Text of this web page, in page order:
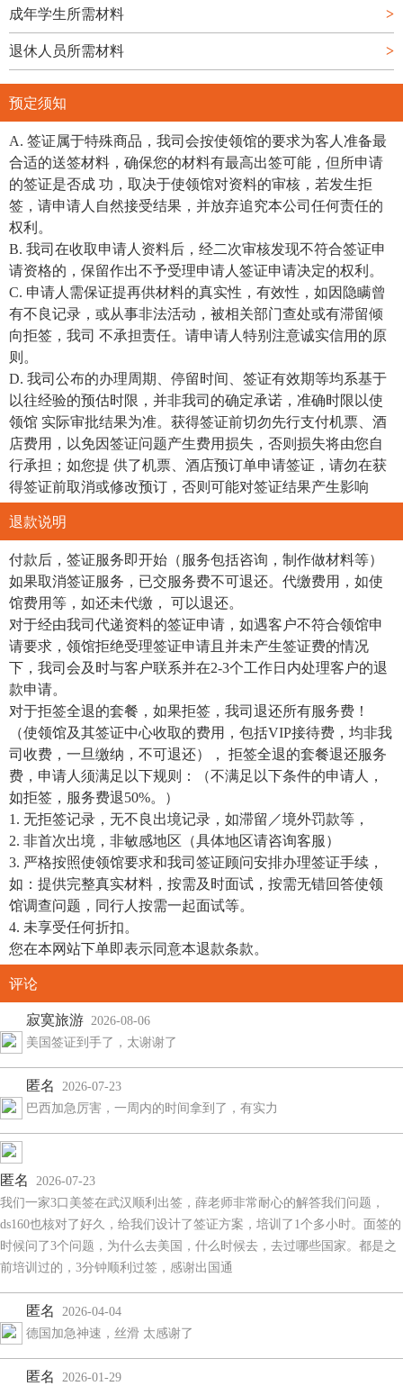
成年学生所需材料 >
退休人员所需材料 >
预定须知
A. 签证属于特殊商品，我司会按使领馆的要求为客人准备最
合适的送签材料，确保您的材料有最高出签可能，但所申请
的签证是否成 功，取决于使领馆对资料的审核，若发生拒
签，请申请人自然接受结果，并放弃追究本公司任何责任的
权利。
B. 我司在收取申请人资料后，经二次审核发现不符合签证申
请资格的，保留作出不予受理申请人签证申请决定的权利。
C. 申请人需保证提再供材料的真实性，有效性，如因隐瞒曾
有不良记录，或从事非法活动，被相关部门查处或有滞留倾
向拒签，我司 不承担责任。请申请人特别注意诚实信用的原
则。
D. 我司公布的办理周期、停留时间、签证有效期等均系基于
以往经验的预估时限，并非我司的确定承诺，准确时限以使
领馆 实际审批结果为准。获得签证前切勿先行支付机票、酒
店费用，以免因签证问题产生费用损失，否则损失将由您自
行承担；如您提 供了机票、酒店预订单申请签证，请勿在获
得签证前取消或修改预订，否则可能对签证结果产生影响
退款说明
付款后，签证服务即开始（服务包括咨询，制作做材料等）
如果取消签证服务，已交服务费不可退还。代缴费用，如使
馆费用等，如还未代缴， 可以退还。
对于经由我司代递资料的签证申请，如遇客户不符合领馆申
请要求，领馆拒绝受理签证申请且并未产生签证费的情况
下，我司会及时与客户联系并在2-3个工作日内处理客户的退
款申请。
对于拒签全退的套餐，如果拒签，我司退还所有服务费！
（使领馆及其签证中心收取的费用，包括VIP接待费，均非我
司收费，一旦缴纳，不可退还）， 拒签全退的套餐退还服务
费，申请人须满足以下规则：（不满足以下条件的申请人，
如拒签，服务费退50%。）
1. 无拒签记录，无不良出境记录，如滞留／境外罚款等，
2. 非首次出境，非敏感地区（具体地区请咨询客服）
3. 严格按照使领馆要求和我司签证顾问安排办理签证手续，
如：提供完整真实材料，按需及时面试，按需无错回答使领
馆调查问题，同行人按需一起面试等。
4. 未享受任何折扣。
您在本网站下单即表示同意本退款条款。
评论
寂寞旅游 2026-08-06
美国签证到手了，太谢谢了
匿名 2026-07-23
巴西加急厉害，一周内的时间拿到了，有实力
匿名 2026-07-23
我们一家3口美签在武汉顺利出签，薛老师非常耐心的解答我们问题，
ds160也核对了好久，给我们设计了签证方案，培训了1个多小时。面签的
时候问了3个问题，为什么去美国，什么时候去，去过哪些国家。都是之
前培训过的，3分钟顺利过签，感谢出国通
匿名 2026-04-04
德国加急神速，丝滑 太感谢了
匿名 2026-01-29